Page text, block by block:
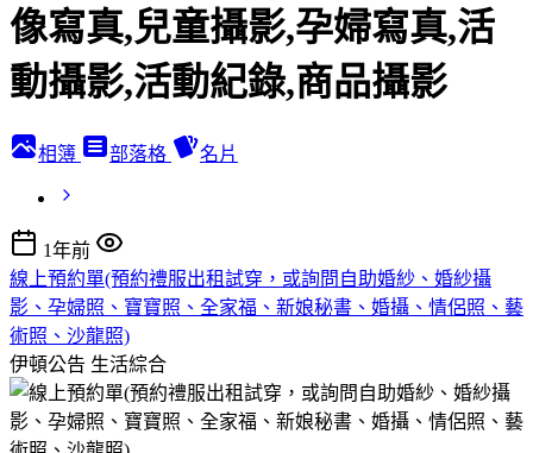
像寫真,兒童攝影,孕婦寫真,活
動攝影,活動紀錄,商品攝影
相簿 部落格 名片
1年前
線上預約單(預約禮服出租試穿，或詢問自助婚紗、婚紗攝
影、孕婦照、寶寶照、全家福、新娘秘書、婚攝、情侶照、藝
術照、沙龍照)
伊頓公告 生活綜合